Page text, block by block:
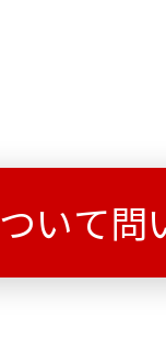
いて問